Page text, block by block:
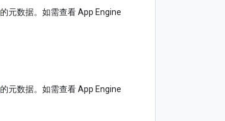
的元数据。如需查看 App Engine
的元数据。如需查看 App Engine